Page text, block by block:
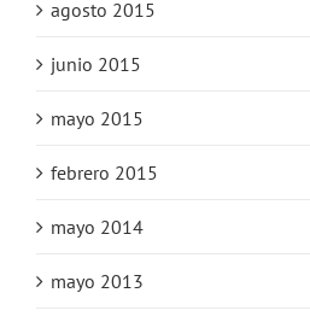
agosto 2015
junio 2015
mayo 2015
febrero 2015
mayo 2014
mayo 2013